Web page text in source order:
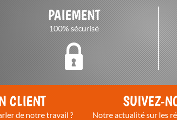
PAIEMENT
100% sécurisé
CLIENT
de notre travail ?
SUIVEZ-
Notre actualité sur les